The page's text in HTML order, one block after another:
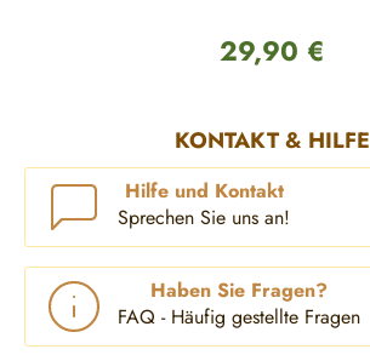
Regulärer Preis:
29,90 €
KONTAKT & HILFE
Hilfe und Kontakt
Sprechen Sie uns an!
Haben Sie Fragen?
FAQ - Häufig gestellte Fragen